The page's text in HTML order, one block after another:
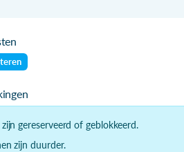
gereserveerd of geblokkeerd.
zijn duurder.